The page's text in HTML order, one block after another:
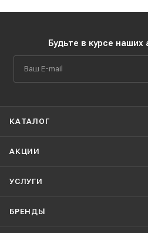
Будьте в курсе наших
КАТАЛОГ
АКЦИИ
УСЛУГИ
БРЕНДЫ